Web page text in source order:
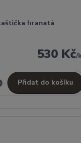
hranatá
530 Kč/
Přidat do košíku